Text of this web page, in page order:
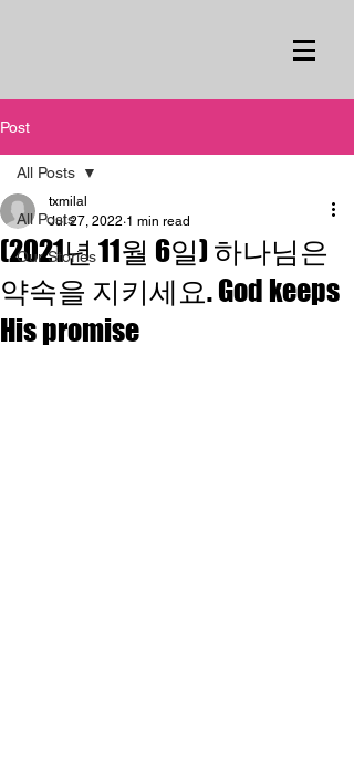
Post
All Posts
Our Stories
All Posts
(2021년 11월 6일) 하나님은
약속을 지키세요. God keeps
His promise
txmilal
Jul 27, 2022 1 min read